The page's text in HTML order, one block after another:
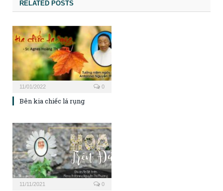
RELATED POSTS
11/01/2022 0
Bên kia chiếc lá rụng
11/11/2021 0